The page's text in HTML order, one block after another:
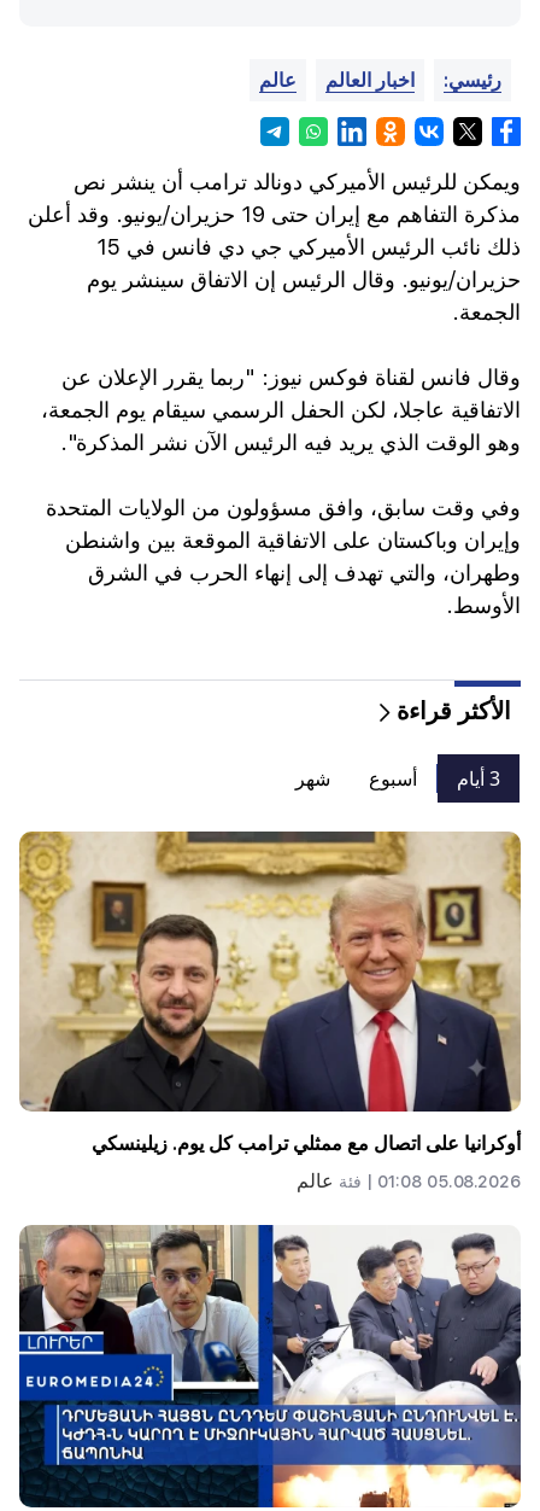
رئيسي: اخبار العالم عالم
ويمكن للرئيس الأميركي دونالد ترامب أن ينشر نص
مذكرة التفاهم مع إيران حتى 19 حزيران/يونيو. وقد أعلن
ذلك نائب الرئيس الأميركي جي دي فانس في 15
حزيران/يونيو. وقال الرئيس إن الاتفاق سينشر يوم
الجمعة.
وقال فانس لقناة فوكس نيوز: "ربما يقرر الإعلان عن
الاتفاقية عاجلا، لكن الحفل الرسمي سيقام يوم الجمعة،
وهو الوقت الذي يريد فيه الرئيس الآن نشر المذكرة".
وفي وقت سابق، وافق مسؤولون من الولايات المتحدة
وإيران وباكستان على الاتفاقية الموقعة بين واشنطن
وطهران، والتي تهدف إلى إنهاء الحرب في الشرق
الأوسط.
الأكثر قراءة
3 أيام أسبوع شهر
أوكرانيا على اتصال مع ممثلي ترامب كل يوم. زيلينسكي
05.08.2026 01:08 | فئة عالم